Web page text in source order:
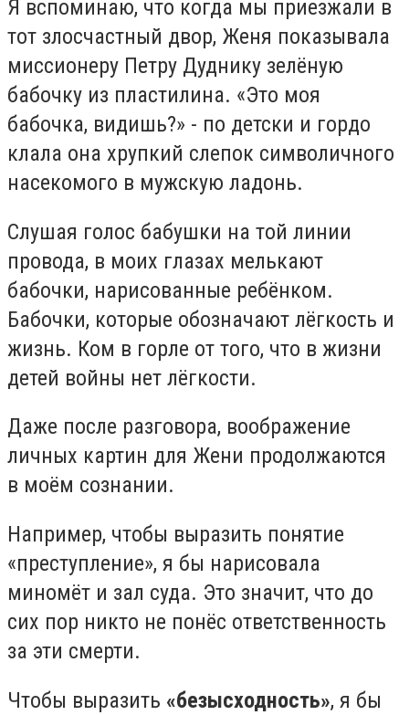
Я вспоминаю, что когда мы приезжали в
тот злосчастный двор, Женя показывала
миссионеру Петру Дуднику зелёную
бабочку из пластилина. «Это моя
бабочка, видишь?» - по детски и гордо
клала она хрупкий слепок символичного
насекомого в мужскую ладонь.
Слушая голос бабушки на той линии
провода, в моих глазах мелькают
бабочки, нарисованные ребёнком.
Бабочки, которые обозначают лёгкость и
жизнь. Ком в горле от того, что в жизни
детей войны нет лёгкости.
Даже после разговора, воображение
личных картин для Жени продолжаются
в моём сознании.
Например, чтобы выразить понятие
«преступление», я бы нарисовала
миномёт и зал суда. Это значит, что до
сих пор никто не понёс ответственность
за эти смерти.
Чтобы выразить «безысходность», я бы